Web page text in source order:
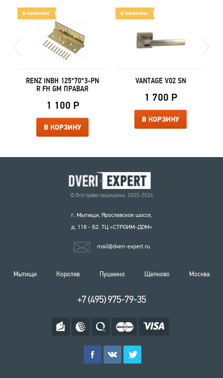
в наличии
RENZ INBH 125*70*3-PN
R FH GM ПРАВАЯ
1 100 Р
В КОРЗИНУ
в наличии
VANTAGE V02 SN
1 700 Р
В КОРЗИНУ
© Все права защищены. 2005-2026
г. Мытищи, Ярославское шоссе,
д. 118 - Б2. ТЦ «СТРОИМ-ДОМ»
mail@dveri-expert.ru
Мытищи Королев Пушкино Щелково Москва
+7 (495) 975-79-35